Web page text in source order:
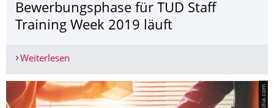
Bewerbungsphase für TUD Staff
Training Week 2019 läuft
Weiterlesen